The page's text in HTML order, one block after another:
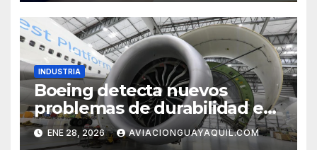
INDUSTRIA
Boeing detecta nuevos
problemas de durabilidad en
los motores del 777-9
ENE 28, 2026 AVIACIONGUAYAQUIL.COM